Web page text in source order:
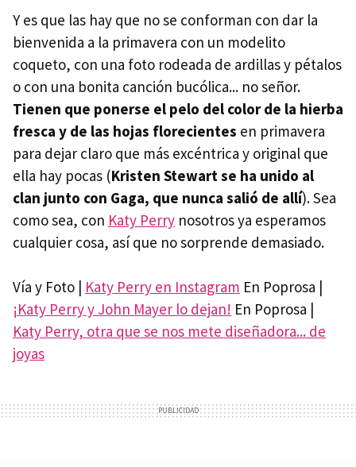
Y es que las hay que no se conforman con dar la
bienvenida a la primavera con un modelito
coqueto, con una foto rodeada de ardillas y pétalos
o con una bonita canción bucólica... no señor.
Tienen que ponerse el pelo del color de la hierba
fresca y de las hojas florecientes en primavera
para dejar claro que más excéntrica y original que
ella hay pocas (Kristen Stewart se ha unido al
clan junto con Gaga, que nunca salió de allí). Sea
como sea, con Katy Perry nosotros ya esperamos
cualquier cosa, así que no sorprende demasiado.
Vía y Foto | Katy Perry en Instagram En Poprosa |
¡Katy Perry y John Mayer lo dejan! En Poprosa |
Katy Perry, otra que se nos mete diseñadora... de
joyas